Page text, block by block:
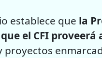
establece que la
el CFI
proyectos